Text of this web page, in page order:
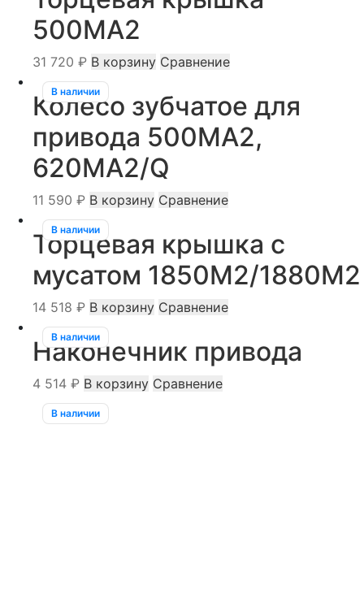
500MА2
31 720 ₽ В корзину Сравнение
В наличии
Колесо зубчатое для
привода 500MA2,
620MA2/Q
11 590 ₽ В корзину Сравнение
В наличии
Торцевая крышка c
мусатом 1850M2/1880М2
14 518 ₽ В корзину Сравнение
В наличии
Наконечник привода
4 514 ₽ В корзину Сравнение
В наличии